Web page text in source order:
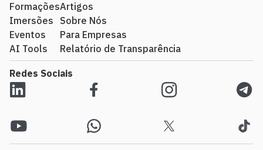
Formações
Imersões
Eventos
AI Tools
Artigos
Sobre Nós
Para Empresas
Relatório de Transparência
Redes Sociais